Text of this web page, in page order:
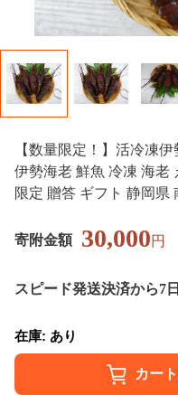
【数量限定！】活冷
伊勢海老 鮮魚 冷凍 海老
限定 贈答 ギフト 静岡
寄附金額 30,000円
スピード発送決済から7
在庫: あり